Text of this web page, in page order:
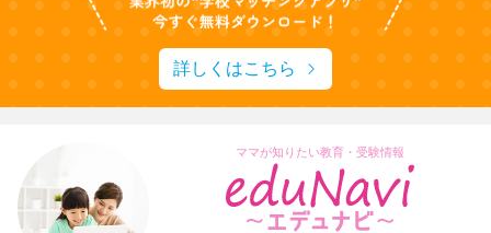
詳しくはこちら
ママが知りたい教育・受験情報